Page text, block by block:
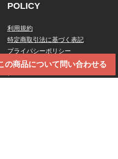
の商品について問い合わせる
POLICY
利用規約
特定商取引法に基づく表記
プライバシーポリシー
タルメンテ